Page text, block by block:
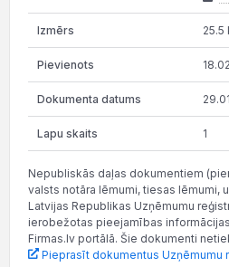
25.5
1
Nepubliskās daļas dokumentiem
valsts notāra lēmumi, tiesas lēmumi,
Latvijas Republikas Uzņēmumu
ierobežotas pieejamības
Firmas.lv portālā. Šie dokumenti
Pieprasīt dokumentus Uzņēmumu